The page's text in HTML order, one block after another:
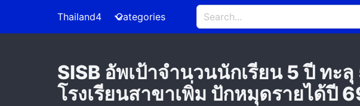
Thailand4 Categories
SISB อัพเป้าจำนวนนักเรียน 5 ปี ท
โรงเรียนสาขาเพิ่ม ปักหมุดรายได้ปี